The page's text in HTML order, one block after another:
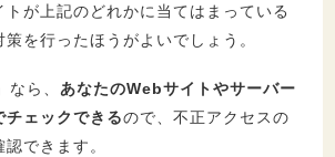
トが上記のどれかに当てはまっている
を行ったほうがよいでしょう。
なら、 あなたのWebサイトやサーバー
チェックできるので、不正アクセスの
できます。